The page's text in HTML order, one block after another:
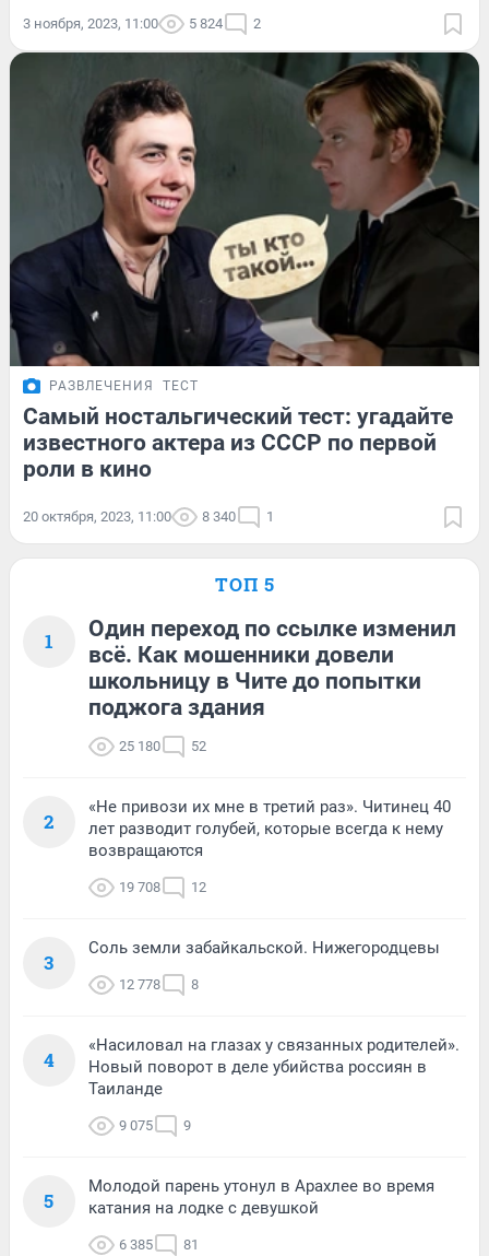
3 ноября, 2023, 11:00 5 824 2
РАЗВЛЕЧЕНИЯ ТЕСТ
Самый ностальгический тест: угадайте
известного актера из СССР по первой
роли в кино
20 октября, 2023, 11:00 8 340 1
ТОП 5
1
Один переход по ссылке изменил
всё. Как мошенники довели
школьницу в Чите до попытки
поджога здания
25 180 52
2
«Не привози их мне в третий раз». Читинец 40
лет разводит голубей, которые всегда к нему
возвращаются
19 708 12
3
Соль земли забайкальской. Нижегородцевы
12 778 8
4
«Насиловал на глазах у связанных родителей».
Новый поворот в деле убийства россиян в
Таиланде
9 075 9
5
Молодой парень утонул в Арахлее во время
катания на лодке с девушкой
6 385 81